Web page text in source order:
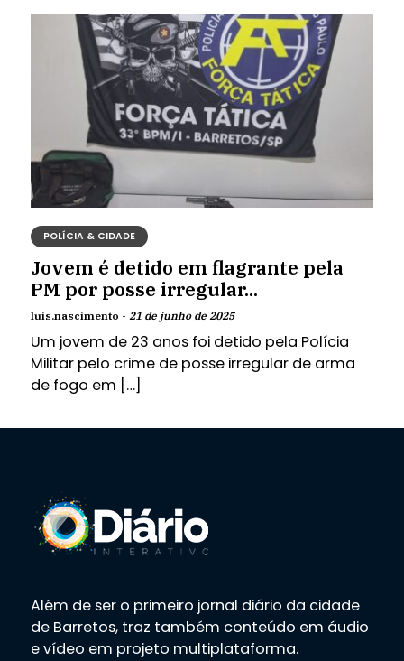
POLÍCIA & CIDADE
Jovem é detido em flagrante pela
PM por posse irregular...
luis.nascimento - 21 de junho de 2025
Um jovem de 23 anos foi detido pela Polícia
Militar pelo crime de posse irregular de arma
de fogo em […]
Além de ser o primeiro jornal diário da cidade
de Barretos, traz também conteúdo em áudio
e vídeo em projeto multiplataforma.